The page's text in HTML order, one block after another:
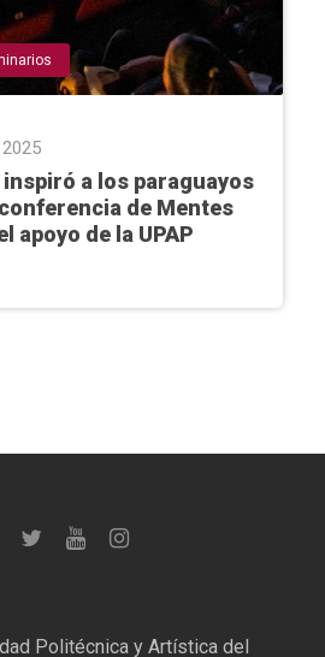
a los paraguayos
de Mentes
apoyo de la UPAP
Politécnica y Artística del